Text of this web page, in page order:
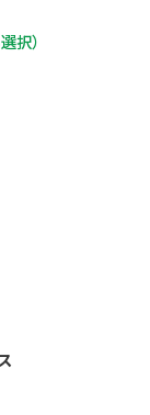
択）